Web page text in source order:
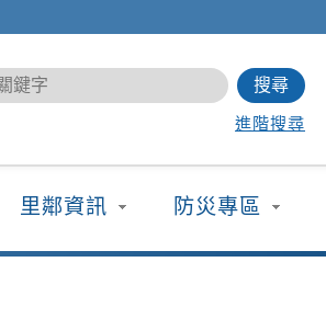
進階搜尋
里鄰資訊 防災專區